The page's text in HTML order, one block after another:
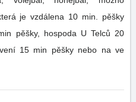
je vzdálena 10 min. pěšky
pěšky, hospoda U Telců 20
15 min pěšky nebo na ve